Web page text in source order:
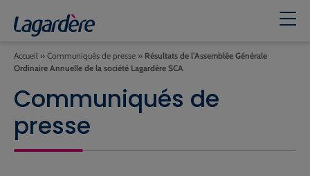
Accueil » Communiqués de presse » Résultats de l’Assemblée Générale
Ordinaire Annuelle de la société Lagardère SCA
Communiqués de
presse